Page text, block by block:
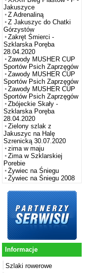
Jakuszyce
Z Adrenaliną
Z Jakuszyc do Chatki
Górzystów
Zakręt Śmierci -
Szklarska Poręba
28.04.2020
Zawody MUSHER CUP
Sportów Psich Zaprzęgów
Zawody MUSHER CUP
Sportów Psich Zaprzęgów
Zawody MUSHER CUP
Sportów Psich Zaprzęgów
Zbójeckie Skały -
Szklarska Poręba
28.04.2020
Zielony szlak z
Jakuszyc na Halę
Szrenicką 30.07.2020
zima w maju
Zima w Szklarskiej
Porebie
Żywiec na Śniegu
Żywiec na Śniegu 2008
Informacje
Szlaki rowerowe